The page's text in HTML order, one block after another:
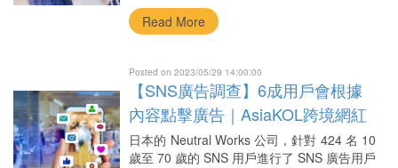
Read More
Posted on 2023/05/29 14:00:00
【SNS廣告調查】6成用戶會根據
內容點擊廣告｜AsiaKOL跨境網紅
行銷
日本的 Neutral Works 公司，針對 424 名 10
歲至 70 歲的 SNS 用戶進行了 SNS 廣告用戶